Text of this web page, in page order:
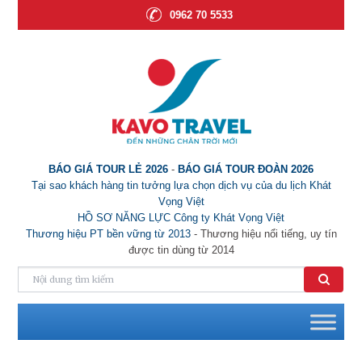
0962 70 5533
BÁO GIÁ TOUR LẺ 2026 - BÁO GIÁ TOUR ĐOÀN 2026
Tại sao khách hàng tin tưởng lựa chọn dịch vụ của du lịch Khát
Vọng Việt
HỒ SƠ NĂNG LỰC Công ty Khát Vọng Việt
Thương hiệu PT bền vững từ 2013- Thương hiệu nổi tiếng, uy tín
được tin dùng từ 2014